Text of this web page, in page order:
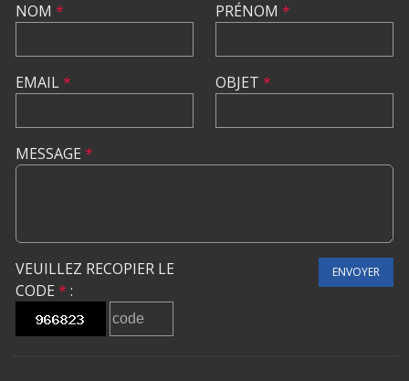
NOM *
EMAIL*
PRÉNOM *
OBJET *
MESSAGE *
VEUILLEZ RECOPIER LE
CODE * :
ENVOYER